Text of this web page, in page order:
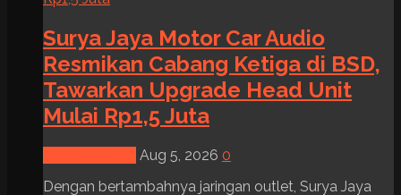
Surya Jaya Motor Car Audio
Resmikan Cabang Ketiga di BSD,
Tawarkan Upgrade Head Unit
Mulai Rp1,5 Juta
Aug 5, 2026 0
Dengan bertambahnya jaringan outlet, Surya Jaya